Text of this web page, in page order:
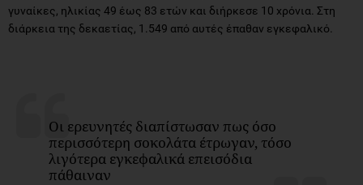
γυναίκες, ηλικίας 49 έως 83 ετών και διήρκεσε 10 χρόνια. Στη
διάρκεια της δεκαετίας, 1.549 από αυτές έπαθαν εγκεφαλικό.
Oι ερευνητές διαπίστωσαν πως όσο
περισσότερη σοκολάτα έτρωγαν, τόσο
λιγότερα εγκεφαλικά επεισόδια
πάθαιναν